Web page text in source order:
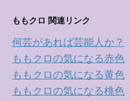
ももクロ 関連リンク
何芸があれば芸能人か？
ももクロの気になる赤色
ももクロの気になる黄色
ももクロの気になる桃色